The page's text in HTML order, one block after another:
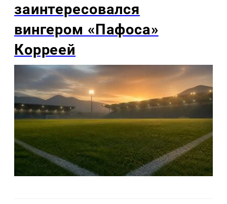
заинтересовался
вингером «Пафоса»
Корреей